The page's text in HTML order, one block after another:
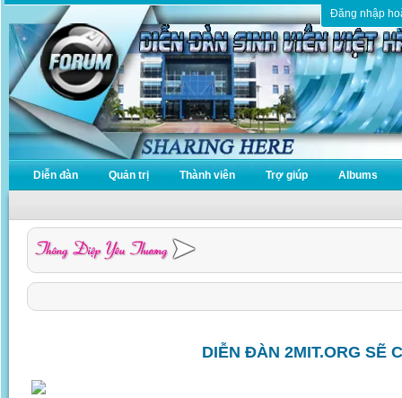
Đăng nhập
Diễn đàn Quản trị Thành viên Trợ giúp Albums
DIỄN ĐÀN 2MIT.ORG SẼ